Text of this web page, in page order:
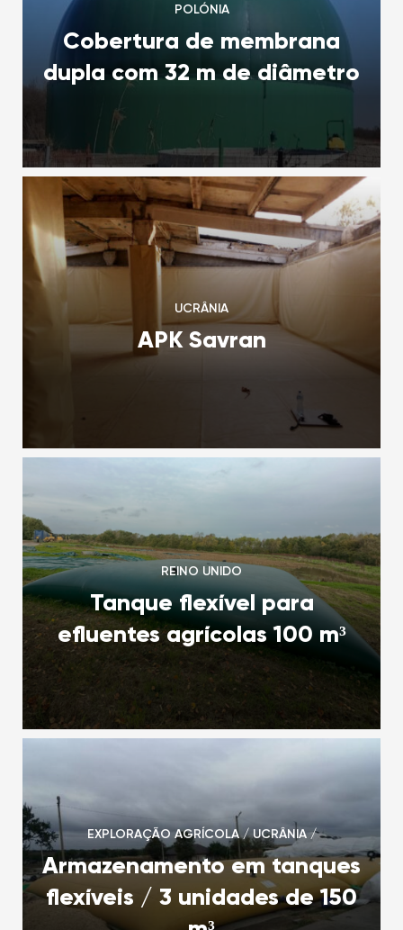
POLÓNIA
Cobertura de membrana
dupla com 32 m de diâmetro
UCRÂNIA
APK Savran
REINO UNIDO
Tanque flexível para
efluentes agrícolas 100 m³
EXPLORAÇÃO AGRÍCOLA / UCRÂNIA /
Armazenamento em tanques
flexíveis / 3 unidades de 150